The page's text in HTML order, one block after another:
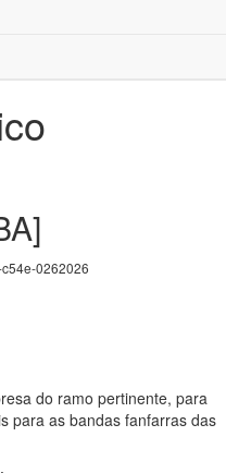
0262026
do ramo pertinente, para
para as bandas fanfarras das